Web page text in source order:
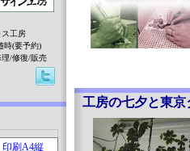
工房の七夕と東
ス工房
時(要予約)
理/修復/販売